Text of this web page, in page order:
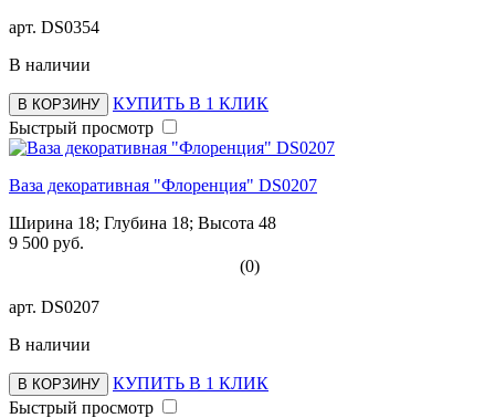
арт. DS0354
В наличии
В КОРЗИНУ
КУПИТЬ В 1 КЛИК
Быстрый просмотр
Ваза декоративная "Флоренция" DS0207
Ширина 18; Глубина 18; Высота 48
9 500 руб.
(0)
арт. DS0207
В наличии
В КОРЗИНУ
КУПИТЬ В 1 КЛИК
Быстрый просмотр